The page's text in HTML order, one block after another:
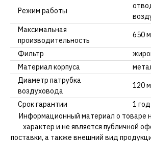
Режим работы
Максимальная
производительность
650
Фильтр
Материал корпуса
Диаметр патрубка
воздуховода
120
Срок гарантии
1 год
Информационный материал о товаре
характер и не является публичной
поставки, а также внешний вид